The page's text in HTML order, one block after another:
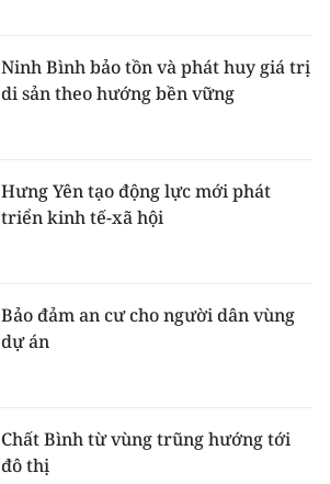
Ninh Bình bảo tồn và phát huy giá trị
di sản theo hướng bền vững
Hưng Yên tạo động lực mới phát
triển kinh tế-xã hội
Bảo đảm an cư cho người dân vùng
dự án
Chất Bình từ vùng trũng hướng tới
đô thị